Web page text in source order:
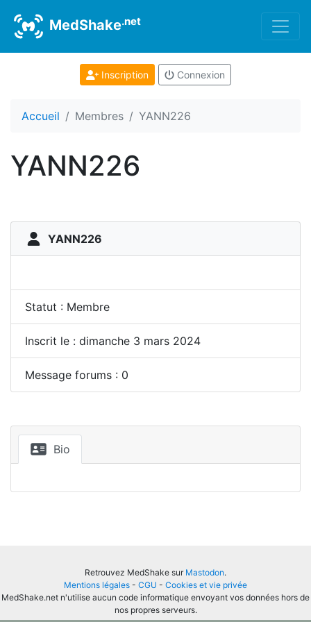
MedShake.net
Inscription Connexion
Accueil Membres YANN226
YANN226
YANN226
Statut : Membre
Inscrit le : dimanche 3 mars 2024
Message forums : 0
Bio
Retrouvez MedShake sur Mastodon.
Mentions légales - CGU - Cookies et vie privée
MedShake.net n'utilise aucun code informatique envoyant vos données hors de
nos propres serveurs.